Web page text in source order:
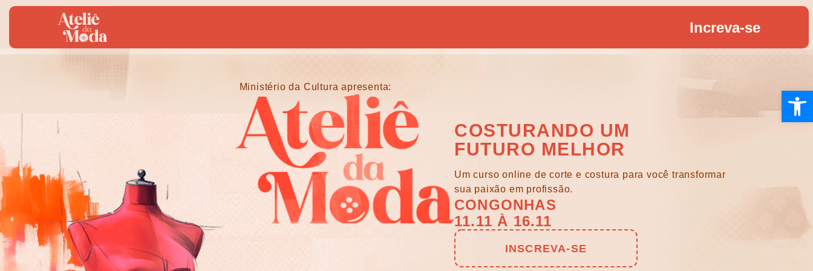
Increva-se
Ministério da Cultura apresenta:
COSTURANDO UM
FUTURO MELHOR
Um curso online de corte e costura para você transformar
sua paixão em profissão.
CONGONHAS
11.11 À 16.11
INSCREVA-SE